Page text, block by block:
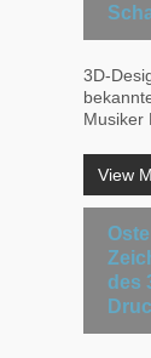
3D-
Musiker
View
des